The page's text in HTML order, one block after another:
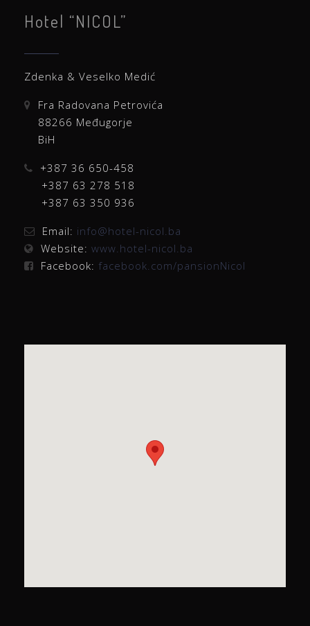
Hotel “NICOL”
Zdenka & Veselko Medić
Fra Radovana Petrovića
88266 Međugorje
BiH
+387 36 650-458
+387 63 278 518
+387 63 350 936
Email: info@hotel-nicol.ba
Website: www.hotel-nicol.ba
Facebook: facebook.com/pansionNicol